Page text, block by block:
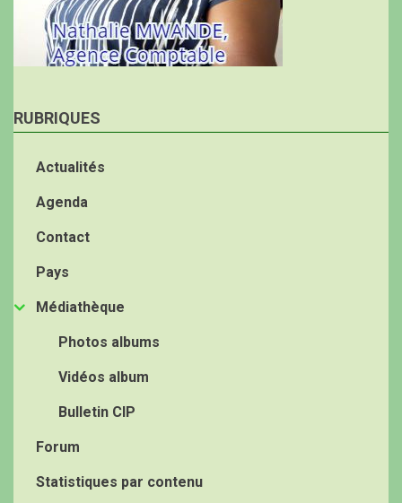
RUBRIQUES
Actualités
Agenda
Contact
Pays
Médiathèque
Photos albums
Vidéos album
Bulletin CIP
Forum
Statistiques par contenu